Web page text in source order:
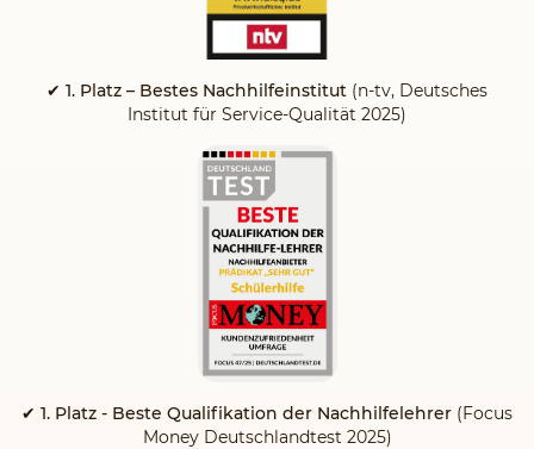
✔ 1. Platz – Bestes Nachhilfeinstitut (n-tv, Deutsches
Institut für Service-Qualität 2025)
✔ 1. Platz - Beste Qualifikation der Nachhilfelehrer (Focus
Money Deutschlandtest 2025)